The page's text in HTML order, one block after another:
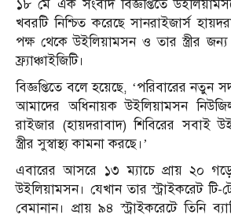
১৮ মে এক সংবাদ বিজ্ঞপ্তিতে
খবরটি নিশ্চিত করেছে সানরাইজার্স
পক্ষ থেকে উইলিয়ামসন ও তার স্ত্রীর
ফ্র্যাঞ্চাইজিটি।
বিজ্ঞপ্তিতে বলে হয়েছে, ‘পরিবারের নতুন
আমাদের অধিনায়ক উইলিয়ামসন
রাইজার (হায়দরাবাদ) শিবিরের সবাই
স্ত্রীর সুস্বাস্থ্য কামনা করছে।’
এবারের আসরে ১৩ ম্যাচে প্রায় ২০
উইলিয়ামসন। যেখান তার স্ট্রাইকরেট টি-
বেমানান। প্রায় ৯৪ স্ট্রাইকরেটে তিনি